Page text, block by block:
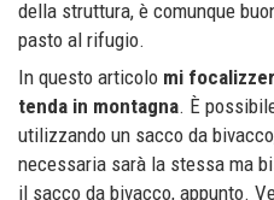
della struttura, è comunque
pasto al rifugio.
In questo articolo mi
tenda in montagna. È
utilizzando un sacco da
necessaria sarà la stessa ma
il sacco da bivacco, appunto.